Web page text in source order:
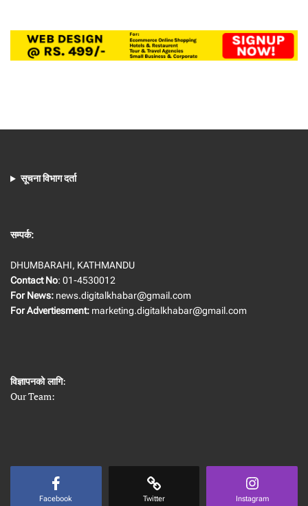
सूचना विभाग दर्ता
सम्पर्क:
DHUMBARAHI, KATHMANDU
Contact No: 01-4530012
For News: news.digitalkhabar@gmail.com
For Advertiesment: marketing.digitalkhabar@gmail.com
विज्ञापनको लागि:
Our Team:
Facebook Twitter Instagram